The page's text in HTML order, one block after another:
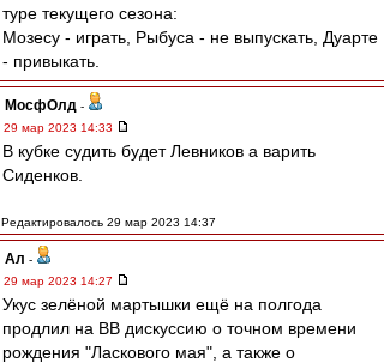
туре текущего сезона:
Мозесу - играть, Рыбуса - не выпускать, Дуарте
- привыкать.
МосфОлд -
29 мар 2023 14:33
В кубке судить будет Левников а варить
Сиденков.
Редактировалось 29 мар 2023 14:37
Ал -
29 мар 2023 14:27
Укус зелёной мартышки ещё на полгода
продлил на ВВ дискуссию о точном времени
рождения "Ласкового мая", а также о